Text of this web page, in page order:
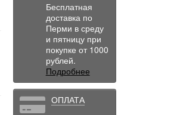
Бесплатная
доставка по
Перми в среду
и пятницу при
покупке от 1000
рублей.
Подробнее
ОПЛАТА